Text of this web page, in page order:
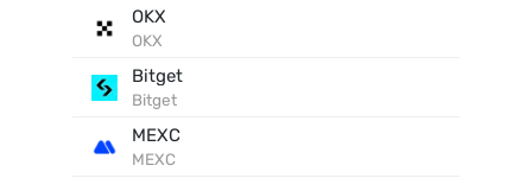
OKX
OKX
Bitget
Bitget
MEXC
MEXC